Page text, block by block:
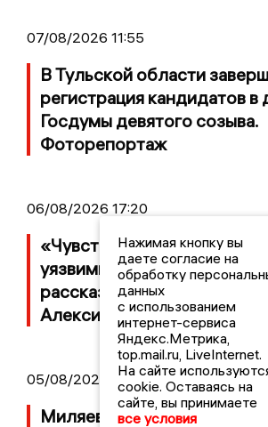
07/08/2026 11:55
В Тульской области
регистрация кандидатов в
Госдумы девятого созыва.
Фоторепортаж
06/08/2026 17:20
«Чувствую, что мы
уязвимые»: тульские
рассказали о потерях на
Алексине
05/08/2026 18:36
Миляев: Будет создана
Нажимая кнопку вы
даете согласие на
обработку
данных
с использованием
интернет-сервиса
Яндекс.Метрика,
top.mail.ru, LiveInternet.
На сайте
cookie. Оставаясь на
сайте, вы принимаете
все условия